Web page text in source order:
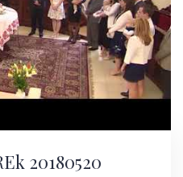
20180520